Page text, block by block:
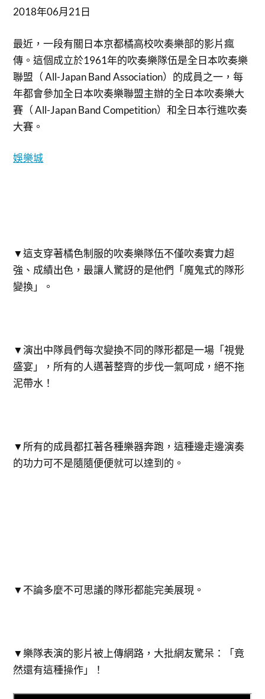
2018年06月21日
最近，一段有關日本京都橘高校吹奏樂部的影片瘋
傳。這個成立於1961年的吹奏樂隊伍是全日本吹奏樂
聯盟（ All-Japan Band Association）的成員之一，每
年都會參加全日本吹奏樂聯盟主辦的全日本吹奏樂大
賽（ All-Japan Band Competition）和全日本行進吹奏
大賽。
娛樂城
▼這支穿著橘色制服的吹奏樂隊伍不僅吹奏實力超
強、成績出色，最讓人驚訝的是他們「魔鬼式的隊形
變換」。
▼演出中隊員們每次變換不同的隊形都是一場「視覺
盛宴」，所有的人邁著整齊的步伐一氣呵成，絕不拖
泥帶水！
▼所有的成員都扛著各種樂器奔跑，這種邊走邊演奏
的功力可不是隨隨便便就可以達到的。
▼不論多麼不可思議的隊形都能完美展現。
▼樂隊表演的影片被上傳網路，大批網友驚呆：「竟
然還有這種操作」！